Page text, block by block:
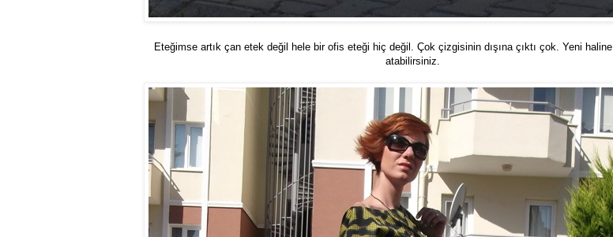
Eteğimse artık çan etek değil hele bir ofis eteği hiç değil. Çok çizgisinin dışına çıktı çok. Yeni haline
atabilirsiniz.